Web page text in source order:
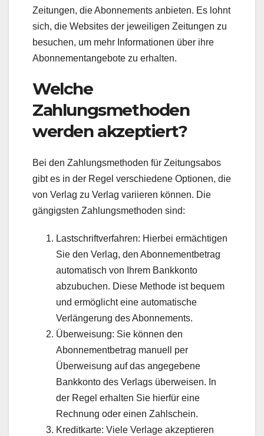
Zeitungen, die Abonnements anbieten. Es lohnt
sich, die Websites der jeweiligen Zeitungen zu
besuchen, um mehr Informationen über ihre
Abonnementangebote zu erhalten.
Welche
Zahlungsmethoden
werden akzeptiert?
Bei den Zahlungsmethoden für Zeitungsabos
gibt es in der Regel verschiedene Optionen, die
von Verlag zu Verlag variieren können. Die
gängigsten Zahlungsmethoden sind:
Lastschriftverfahren: Hierbei ermächtigen
Sie den Verlag, den Abonnementbetrag
automatisch von Ihrem Bankkonto
abzubuchen. Diese Methode ist bequem
und ermöglicht eine automatische
Verlängerung des Abonnements.
Überweisung: Sie können den
Abonnementbetrag manuell per
Überweisung auf das angegebene
Bankkonto des Verlags überweisen. In
der Regel erhalten Sie hierfür eine
Rechnung oder einen Zahlschein.
Kreditkarte: Viele Verlage akzeptieren